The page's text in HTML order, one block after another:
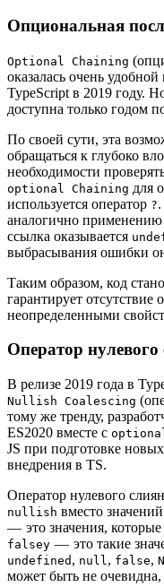
Опциональная
Optional Chaining
оказалась очень
TypeScript в 2019 году.
доступна только годом
По своей сути, эта
обращаться к глубоко
необходимости
optional Chaining для
используется оператор ?
аналогично
ссылка оказывается
выбрасывания ошибки
Таким образом, код
гарантирует
неопределенными
Оператор нулевого
В релизе 2019 года в
Nullish Coalescing
тому же тренду,
ES2020 вместе с
JS при подготовке
внедрения в TS.
Оператор нулевого
nullish вместо значений
— это значения,
falsey — это такие
undefined , null, false,
может быть не